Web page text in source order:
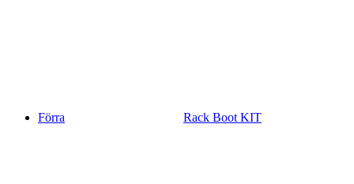
Förra Rack Boot KIT